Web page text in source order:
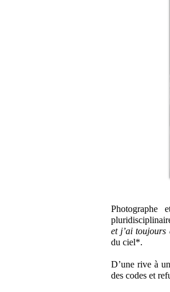
Photographe
et j’ai toujours
du ciel*.
D’une rive à
des codes et